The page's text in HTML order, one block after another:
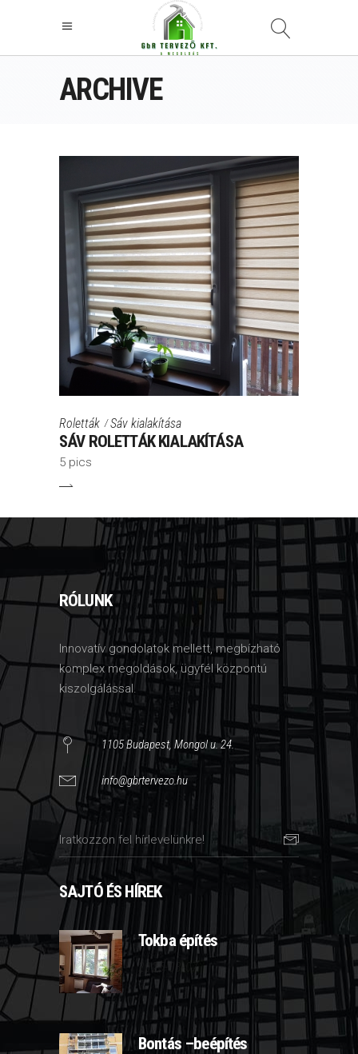
ARCHIVE
Roletták Sáv kialakítása
SÁV ROLETTÁK KIALAKÍTÁSA
5 pics
RÓLUNK
Innovatív gondolatok mellett, megbízható
komplex megoldások, ügyfél központú
kiszolgálással.
1105 Budapest, Mongol u. 24.
info@gbrtervezo.hu
SAJTÓ ÉS HÍREK
Tokba építés
2025-03-07
Bontás –beépítés